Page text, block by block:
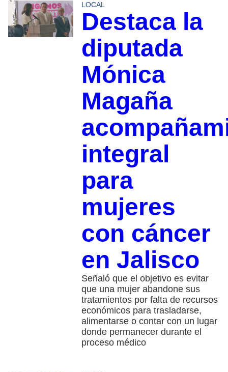
LOCAL
Destaca la
diputada
Mónica
Magaña
integral
para
mujeres
con cáncer
en Jalisco
Señaló que el objetivo es evitar
que una mujer abandone sus
tratamientos por falta de recursos
económicos para trasladarse,
alimentarse o contar con un lugar
donde permanecer durante el
proceso médico